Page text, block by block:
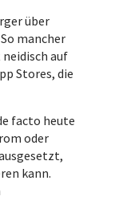
über
mancher
auf
Stores, die
facto heute
oder
kann.